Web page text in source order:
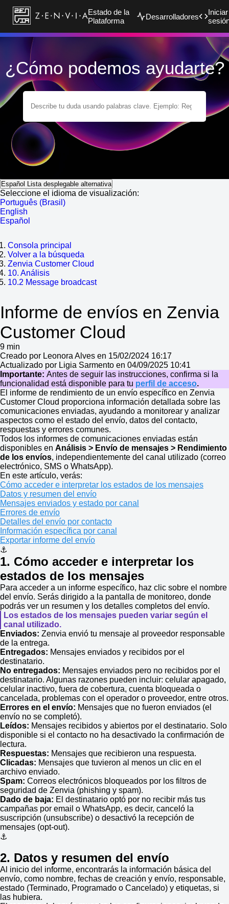
Estado de la
Plataforma
Desarrolladores
Iniciar
¿Cómo podemos ayudarte?
Español Lista desplegable alternativa
Seleccione el idioma de visualización:
Português (Brasil)
English
Español
Consola principal
Volver a la búsqueda
Zenvia Customer Cloud
10. Análisis
10.2 Message broadcast
Informe de envíos en Zenvia
Customer Cloud
9 min
Creado por Leonora Alves en 15/02/2024 16:17
Actualizado por Ligia Sarmento en 04/09/2025 10:41
Importante: Antes de seguir las instrucciones, confirma si la
funcionalidad está disponible para tu perfil de acceso.
El informe de rendimiento de un envío específico en Zenvia
Customer Cloud proporciona información detallada sobre las
comunicaciones enviadas, ayudando a monitorear y analizar
aspectos como el estado del envío, datos del contacto,
respuestas y errores comunes.
Todos los informes de comunicaciones enviadas están
disponibles en Análisis > Envío de mensajes > Rendimiento
de los envíos, independientemente del canal utilizado (correo
electrónico, SMS o WhatsApp).
En este artículo, verás:
Cómo acceder e interpretar los estados de los mensajes
Datos y resumen del envío
Mensajes enviados y estado por canal
Errores de envío
Detalles del envío por contacto
Información específica por canal
Exportar informe del envío
⚓
1. Cómo acceder e interpretar los
estados de los mensajes
Para acceder a un informe específico, haz clic sobre el nombre
del envío. Serás dirigido a la pantalla de monitoreo, donde
podrás ver un resumen y los detalles completos del envío.
Los estados de los mensajes pueden variar según el
canal utilizado.
Enviados: Zenvia envió tu mensaje al proveedor responsable
de la entrega.
Entregados: Mensajes enviados y recibidos por el
destinatario.
No entregados: Mensajes enviados pero no recibidos por el
destinatario. Algunas razones pueden incluir: celular apagado,
celular inactivo, fuera de cobertura, cuenta bloqueada o
cancelada, problemas con el operador o proveedor, entre otros.
Errores en el envío: Mensajes que no fueron enviados (el
envío no se completó).
Leídos: Mensajes recibidos y abiertos por el destinatario. Solo
disponible si el contacto no ha desactivado la confirmación de
lectura.
Respuestas: Mensajes que recibieron una respuesta.
Clicadas: Mensajes que tuvieron al menos un clic en el
archivo enviado.
Spam: Correos electrónicos bloqueados por los filtros de
seguridad de Zenvia (phishing y spam).
Dado de baja: El destinatario optó por no recibir más tus
campañas por email o WhatsApp, es decir, canceló la
suscripción (unsubscribe) o desactivó la recepción de
mensajes (opt-out).
⚓
2. Datos y resumen del envío
Al inicio del informe, encontrarás la información básica del
envío, como nombre, fechas de creación y envío, responsable,
estado (Terminado, Programado o Cancelado) y etiquetas, si
las hubiera.